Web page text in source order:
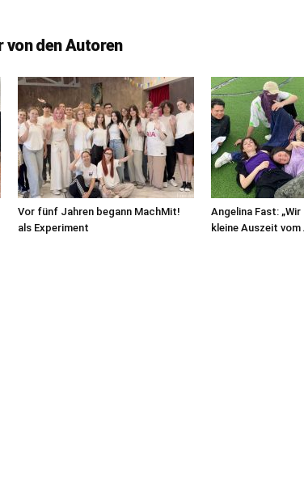
von den Autoren
Vor fünf Jahren begann MachMit!
als Experiment
Angelina Fast:
kleine Auszeit vom